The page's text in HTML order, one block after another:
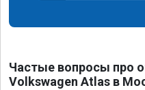
Частые вопросы про
Volkswagen Atlas в